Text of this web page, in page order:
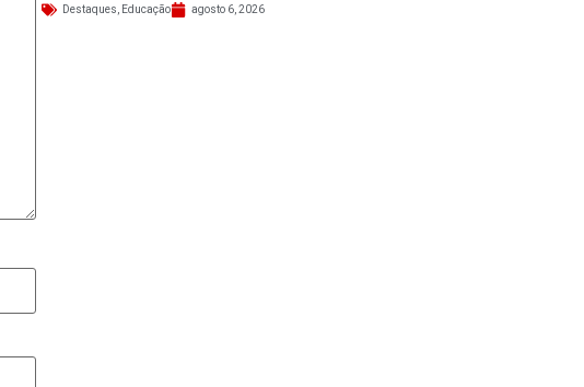
Destaques Educação agosto 6, 2026